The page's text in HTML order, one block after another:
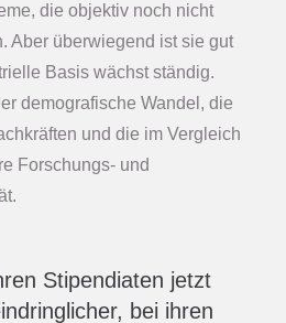
die objektiv noch nicht
Aber überwiegend ist sie gut
Basis wächst ständig.
demografische Wandel, die
und die im Vergleich
Forschungs- und
Stipendiaten jetzt
bei ihren